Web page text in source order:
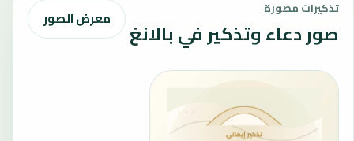
تذكيرات مصورة
صور دعاء وتذكير في بالانغ معرض الصور